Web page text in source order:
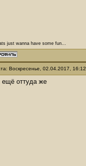
just wanna have some fun...
Воскресенье, 02.04.2017,
ещё оттуда же